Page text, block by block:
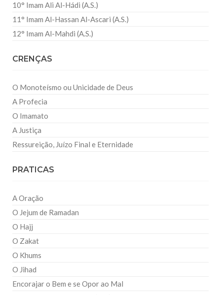
10° Imam Ali Al-Hádi (A.S.)
11° Imam Al-Hassan Al-Ascari (A.S.)
12° Imam Al-Mahdi (A.S.)
CRENÇAS
O Monoteísmo ou Unicidade de Deus
A Profecia
O Imamato
A Justiça
Ressureição, Juízo Final e Eternidade
PRATICAS
A Oração
O Jejum de Ramadan
O Hajj
O Zakat
O Khums
O Jihad
Encorajar o Bem e se Opor ao Mal